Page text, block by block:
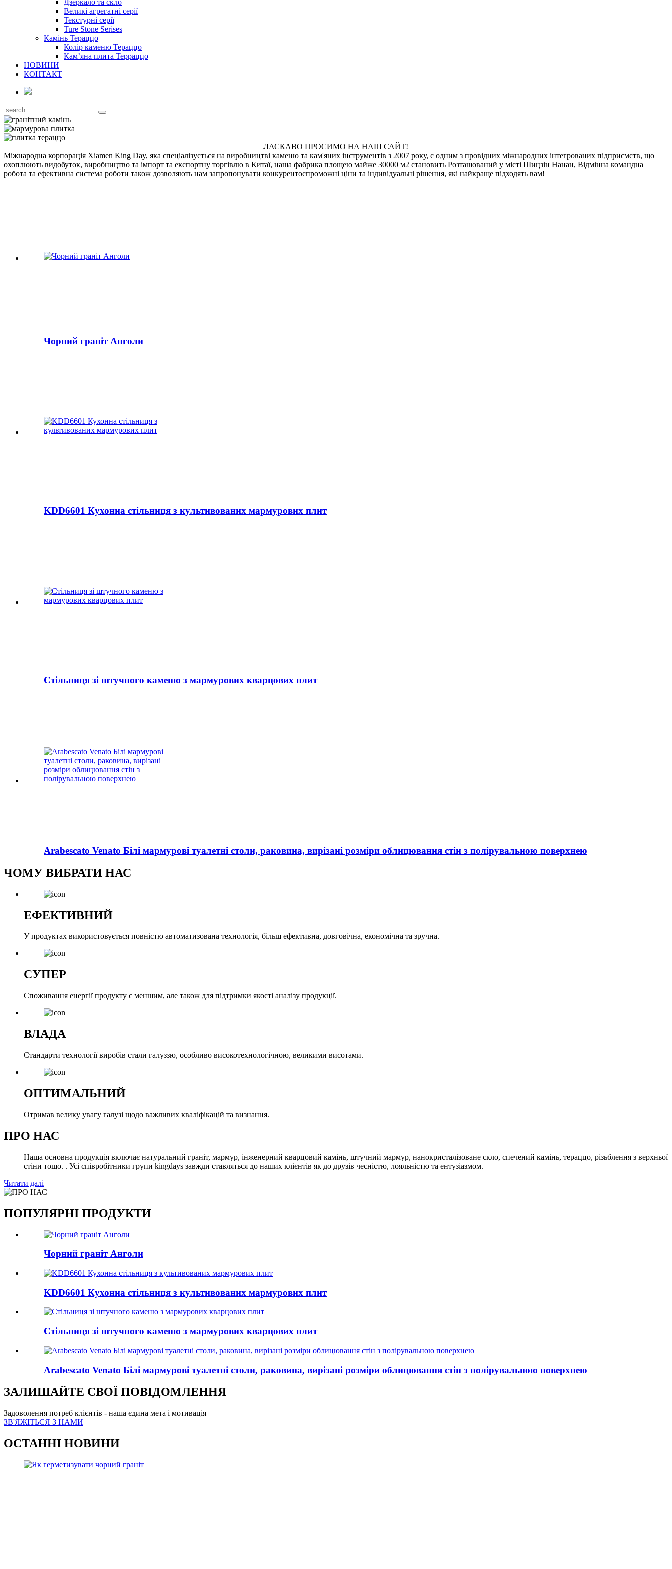
Великі агрегатні серії
Текстурні серії
Ture Stone Serises
Камінь Тераццо
Колір каменю Тераццо
Кам’яна плита Терраццо
НОВИНИ
КОНТАКТ
ЛАСКАВО ПРОСИМО НА НАШ САЙТ!
Міжнародна корпорація Xiamen King Day, яка спеціалізується на виробництві каменю та кам'яних інструментів з 2007 року, є одним з провідних міжнародних інтегрованих підприємств, що
охоплюють видобуток, виробництво та імпорт та експортну торгівлю в Китаї, наша фабрика площею майже 30000 м2 становить Розташований у місті Шицзін Нанан, Відмінна командна
робота та ефективна система роботи також дозволяють нам запропонувати конкурентоспроможні ціни та індивідуальні рішення, які найкраще підходять вам!
Чорний граніт Анголи
KDD6601 Кухонна стільниця з культивованих мармурових плит
Стільниця зі штучного каменю з мармурових кварцових плит
Arabescato Venato Білі мармурові туалетні столи, раковина, вирізані розміри облицювання стін з полірувальною поверхнею
ЧОМУ ВИБРАТИ НАС
ЕФЕКТИВНИЙ
У продуктах використовується повністю автоматизована технологія, більш ефективна, довговічна, економічна та зручна.
СУПЕР
Споживання енергії продукту є меншим, але також для підтримки якості аналізу продукції.
ВЛАДА
Стандарти технології виробів стали галуззю, особливо високотехнологічною, великими висотами.
ОПТИМАЛЬНИЙ
Отримав велику увагу галузі щодо важливих кваліфікацій та визнання.
ПРО НАС
Наша основна продукція включає натуральний граніт, мармур, інженерний кварцовий камінь, штучний мармур, нанокристалізоване скло, спечений камінь, тераццо, різьблення з верхньої
стіни тощо. . Усі співробітники групи kingdays завжди ставляться до наших клієнтів як до друзів чесністю, лояльністю та ентузіазмом.
Читати далі
ПОПУЛЯРНІ ПРОДУКТИ
Чорний граніт Анголи
KDD6601 Кухонна стільниця з культивованих мармурових плит
Стільниця зі штучного каменю з мармурових кварцових плит
Arabescato Venato Білі мармурові туалетні столи, раковина, вирізані розміри облицювання стін з полірувальною поверхнею
ЗАЛИШАЙТЕ СВОЇ ПОВІДОМЛЕННЯ
Задоволення потреб клієнтів - наша єдина мета і мотивація
ЗВ'ЯЖІТЬСЯ З НАМИ
ОСТАННІ НОВИНИ